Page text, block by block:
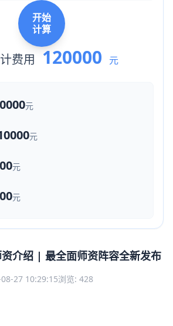
开始
计算
费用 120000 元
元
元
元
元
介绍 | 最全面师资阵容全新发布
27 10:29:15浏览: 428